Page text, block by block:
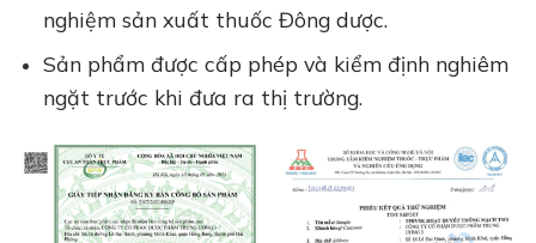
nghiệm sản xuất thuốc Đông dược.
Sản phẩm được cấp phép và kiểm định nghiêm
ngặt trước khi đưa ra thị trường.